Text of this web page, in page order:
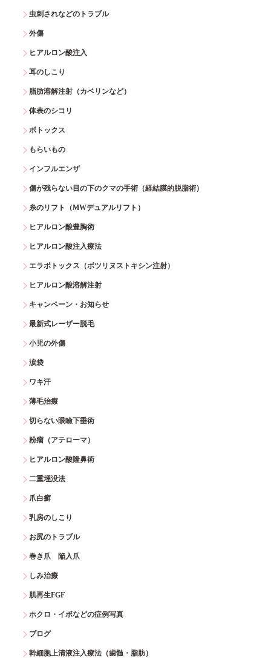
虫刺されなどのトラブル
外傷
ヒアルロン酸注入
耳のしこり
脂肪溶解注射（カベリンなど）
体表のシコリ
ボトックス
もらいもの
インフルエンザ
傷が残らない目の下のクマの手術（経結膜的脱脂術）
糸のリフト（MWデュアルリフト）
ヒアルロン酸豊胸術
ヒアルロン酸注入療法
エラボトックス（ボツリヌストキシン注射）
ヒアルロン酸溶解注射
キャンペーン・お知らせ
最新式レーザー脱毛
小児の外傷
涙袋
ワキ汗
薄毛治療
切らない眼瞼下垂術
粉瘤（アテローマ）
ヒアルロン酸隆鼻術
二重埋没法
爪白癬
乳房のしこり
お尻のトラブル
巻き爪 陥入爪
しみ治療
肌再生FGF
ホクロ・イボなどの症例写真
ブログ
幹細胞上清液注入療法（歯髄・脂肪）